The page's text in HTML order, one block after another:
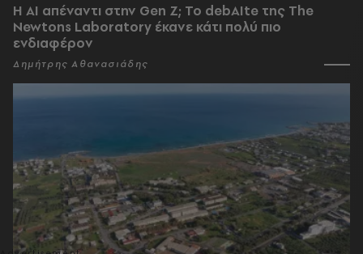
Η AI απέναντι στην Gen Z; Το debAIte της The
Newtons Laboratory έκανε κάτι πολύ πιο
ενδιαφέρον
Δημήτρης Αθανασιάδης